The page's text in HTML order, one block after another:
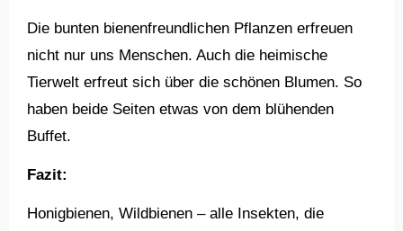
Die bunten bienenfreundlichen Pflanzen erfreuen
nicht nur uns Menschen. Auch die heimische
Tierwelt erfreut sich über die schönen Blumen. So
haben beide Seiten etwas von dem blühenden
Buffet.
Fazit:
Honigbienen, Wildbienen – alle Insekten, die